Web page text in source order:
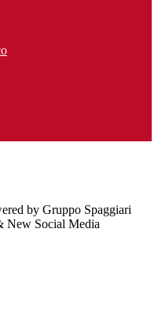
by Gruppo Spaggiari
New Social Media